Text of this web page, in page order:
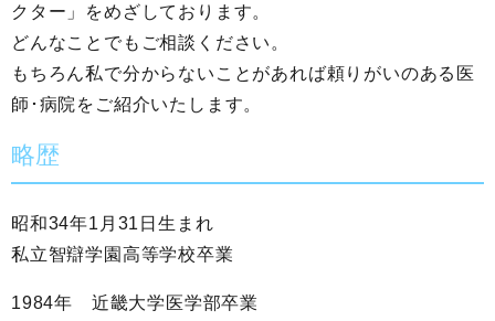
クター」をめざしております。
どんなことでもご相談ください。
もちろん私で分からないことがあれば頼りがいのある医
師･病院をご紹介いたします。
略歴
昭和34年1月31日生まれ
私立智辯学園高等学校卒業
1984年 近畿大学医学部卒業